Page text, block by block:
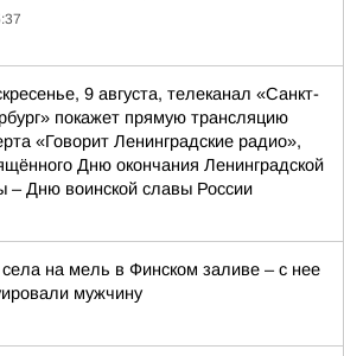
9 августа, телеканал «Санкт-
покажет прямую трансляцию
«Говорит Ленинградские радио»,
Дню окончания Ленинградской
– Дню воинской славы России
на мель в Финском заливе – с нее
мужчину